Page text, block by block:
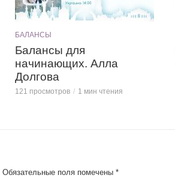
БАЛАНСЫ
Балансы для
начинающих. Алла
Долгова
121 просмотров 1 мин чтения
Обязательные поля помечены *